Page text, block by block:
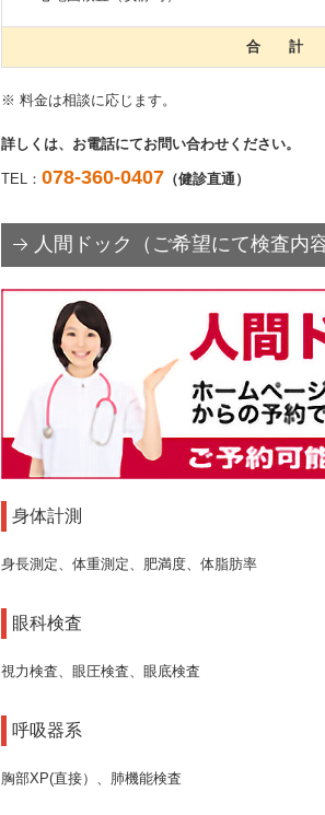
合 計
※ 料金は相談に応じます。
詳しくは、お電話にてお問い合わせください。
TEL： 078-360-0407 （健診直通）
人間ドック（ご希望にて検査内
身体計測
身長測定、体重測定、肥満度、体脂肪率
眼科検査
視力検査、眼圧検査、眼底検査
呼吸器系
胸部XP(直接）、肺機能検査